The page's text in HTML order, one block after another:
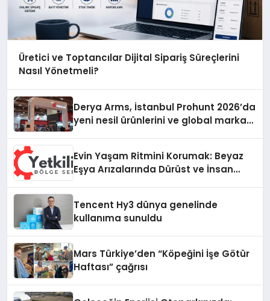
Üretici ve Toptancılar Dijital Sipariş Süreçlerini
Nasıl Yönetmeli?
Derya Arms, İstanbul Prohunt 2026’da
yeni nesil ürünlerini ve global marka
Evin Yaşam Ritmini Korumak: Beyaz
Eşya Arızalarında Dürüst ve İnsan
Tencent Hy3 dünya genelinde
kullanıma sunuldu
Mars Türkiye’den “Köpeğini İşe Götür
Haftası” çağrısı